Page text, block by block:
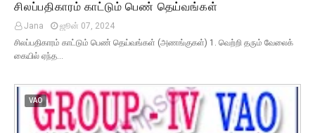
சிலப்பதிகாரம் காட்டும் பெண் தெய்வங்கள்
Jana
ஜூன் 07, 2024
சிலப்பதிகாரம் காட்டும் பெண் தெய்வங்கள் (அணங்குகள்) 1. வெற்றி தரும் வேலைக்
கையில் ஏந்த…
VAO